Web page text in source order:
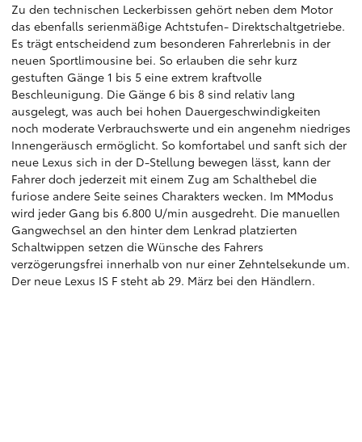
Zu den technischen Leckerbissen gehört neben dem Motor
das ebenfalls serienmäßige Achtstufen- Direktschaltgetriebe.
Es trägt entscheidend zum besonderen Fahrerlebnis in der
neuen Sportlimousine bei. So erlauben die sehr kurz
gestuften Gänge 1 bis 5 eine extrem kraftvolle
Beschleunigung. Die Gänge 6 bis 8 sind relativ lang
ausgelegt, was auch bei hohen Dauergeschwindigkeiten
noch moderate Verbrauchswerte und ein angenehm niedriges
Innengeräusch ermöglicht. So komfortabel und sanft sich der
neue Lexus sich in der D-Stellung bewegen lässt, kann der
Fahrer doch jederzeit mit einem Zug am Schalthebel die
furiose andere Seite seines Charakters wecken. Im MModus
wird jeder Gang bis 6.800 U/min ausgedreht. Die manuellen
Gangwechsel an den hinter dem Lenkrad platzierten
Schaltwippen setzen die Wünsche des Fahrers
verzögerungsfrei innerhalb von nur einer Zehntelsekunde um.
Der neue Lexus IS F steht ab 29. März bei den Händlern.